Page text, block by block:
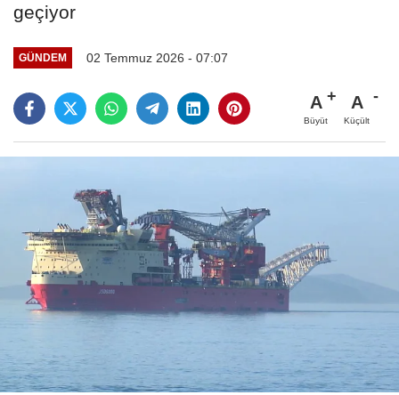
geçiyor
GÜNDEM 02 Temmuz 2026 - 07:07
A
Büyüt
A
Küçült